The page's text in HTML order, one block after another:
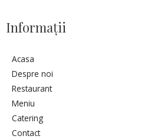
Informaţii
Acasa
Despre noi
Restaurant
Meniu
Catering
Contact